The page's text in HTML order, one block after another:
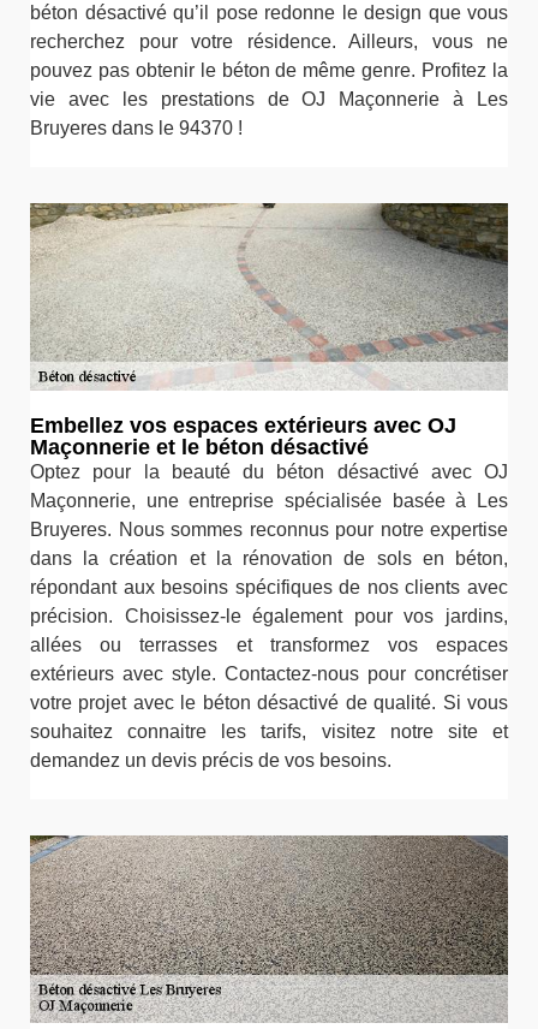
béton désactivé qu’il pose redonne le design que vous
recherchez pour votre résidence. Ailleurs, vous ne
pouvez pas obtenir le béton de même genre. Profitez la
vie avec les prestations de OJ Maçonnerie à Les
Bruyeres dans le 94370 !
Embellez vos espaces extérieurs avec OJ
Maçonnerie et le béton désactivé
Optez pour la beauté du béton désactivé avec OJ
Maçonnerie, une entreprise spécialisée basée à Les
Bruyeres. Nous sommes reconnus pour notre expertise
dans la création et la rénovation de sols en béton,
répondant aux besoins spécifiques de nos clients avec
précision. Choisissez-le également pour vos jardins,
allées ou terrasses et transformez vos espaces
extérieurs avec style. Contactez-nous pour concrétiser
votre projet avec le béton désactivé de qualité. Si vous
souhaitez connaitre les tarifs, visitez notre site et
demandez un devis précis de vos besoins.